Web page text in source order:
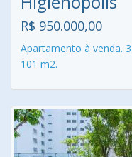
R$ 950.000,00
Apartamento à venda.
101 m2.